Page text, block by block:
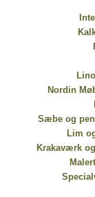
Nordin
Sæbe og
Lim
Krakaværk